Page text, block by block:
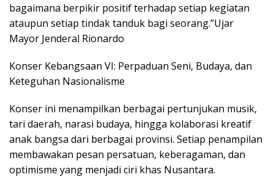
bagaimana berpikir positif terhadap setiap kegiatan
ataupun setiap tindak tanduk bagi seorang.”Ujar
Mayor Jenderal Rionardo
Konser Kebangsaan VI: Perpaduan Seni, Budaya, dan
Keteguhan Nasionalisme
Konser ini menampilkan berbagai pertunjukan musik,
tari daerah, narasi budaya, hingga kolaborasi kreatif
anak bangsa dari berbagai provinsi. Setiap penampilan
membawakan pesan persatuan, keberagaman, dan
optimisme yang menjadi ciri khas Nusantara.